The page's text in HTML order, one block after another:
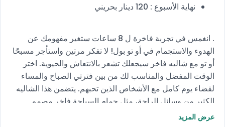
نهاية الأسبوع : 120 دينار بحريني
. انغمس في تجربة فاخرة ل 8 ساعات ستغير مفهومك عن
الهدوء والاستجمام في أو تو بول! لا تفكر مرتين واستأجر مسبحًا
أو تو مع شاليه فاخر سيجعلك تشعر بالانتعاش والحيوية. اختر
الوقت المفضل والمناسب لك من بين فترتي الصباح والمساء
لقضاء يوم كامل مع الأشخاص الذين تحبهم. يتضمن هذا الشاليه
الكثير من وسائل الراحة، مثل حمام السباحة فاخر مصمم
بتصميم بسيط ومميز مع سخان لتدفئة المياه، وتنس الطاولة،
عرض المزيد